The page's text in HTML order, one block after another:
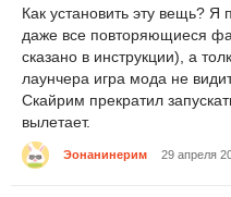
Как установить эту вещь? Я
даже все повторяющиеся
сказано в инструкции), а
лаунчера игра мода не
Скайрим прекратил
вылетает.
Эонанинерим 29 апреля